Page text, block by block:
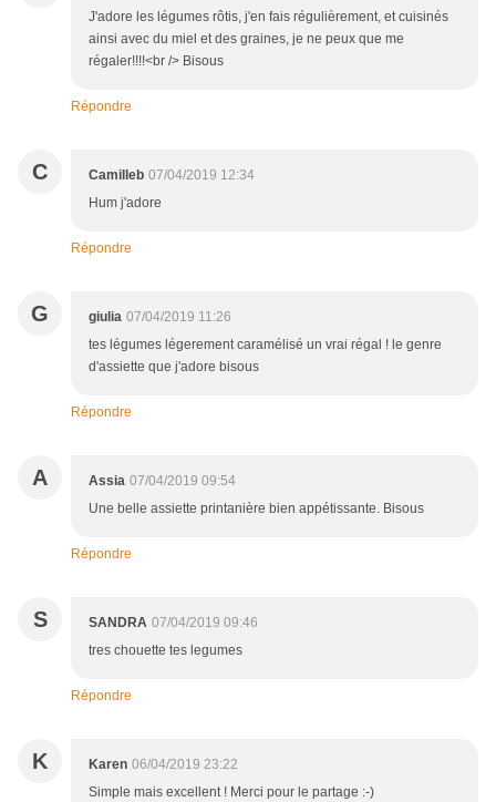
J'adore les légumes rôtis, j'en fais régulièrement, et cuisinés
ainsi avec du miel et des graines, je ne peux que me
régaler!!!!<br /> Bisous
Répondre
C Camilleb 07/04/2019 12:34
Hum j'adore
Répondre
G giulia 07/04/2019 11:26
tes légumes légerement caramélisé un vrai régal ! le genre
d'assiette que j'adore bisous
Répondre
A Assia 07/04/2019 09:54
Une belle assiette printanière bien appétissante. Bisous
Répondre
S SANDRA 07/04/2019 09:46
tres chouette tes legumes
Répondre
K Karen 06/04/2019 23:22
Simple mais excellent ! Merci pour le partage :-)